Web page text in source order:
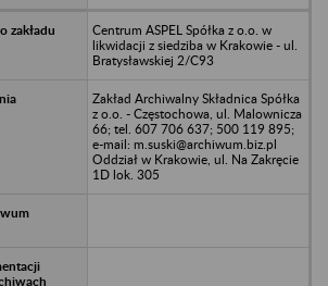
Centrum ASPEL Spółka z o.o. w
likwidacji z siedziba w Krakowie - ul.
Bratysławskiej 2/C93
Zakład Archiwalny Składnica Spółka
z o.o. - Częstochowa, ul. Malownicza
66; tel. 607 706 637; 500 119 895;
e-mail: m.suski@archiwum.biz.pl
Oddział w Krakowie, ul. Na Zakręcie
1D lok. 305